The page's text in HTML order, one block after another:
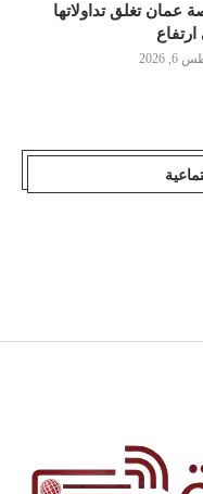
عمان تغلق تداولاتها
2026